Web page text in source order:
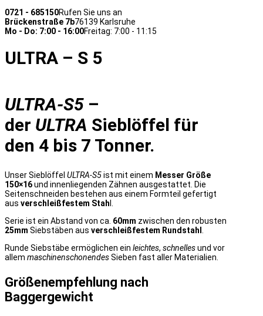
0721 - 685150Rufen Sie uns an
Brückenstraße 7b76139 Karlsruhe
Mo - Do: 7:00 - 16:00Freitag: 7:00 - 11:15
ULTRA – S 5
ULTRA-S5 –
der ULTRA Sieblöffel für
den 4 bis 7 Tonner.
Unser Sieblöffel ULTRA-S5ist mit einem Messer Größe
150×16und innenliegenden Zähnen ausgestattet. Die
Seitenschneiden bestehen aus einem Formteil gefertigt
aus verschleißfestem Stah
Serie ist ein Abstand von ca. 60mm zwischen den robusten
25mm Siebstäben aus verschleißfestem Rundstahl
Runde Siebstäbe ermöglichen ein leichtes, schnellesund vor
allem maschinenschonendesSieben fast aller Materialien.
Größenempfehlung nach
Baggergewicht